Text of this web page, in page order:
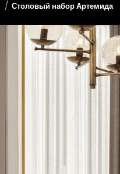
Столовый набор Артемида